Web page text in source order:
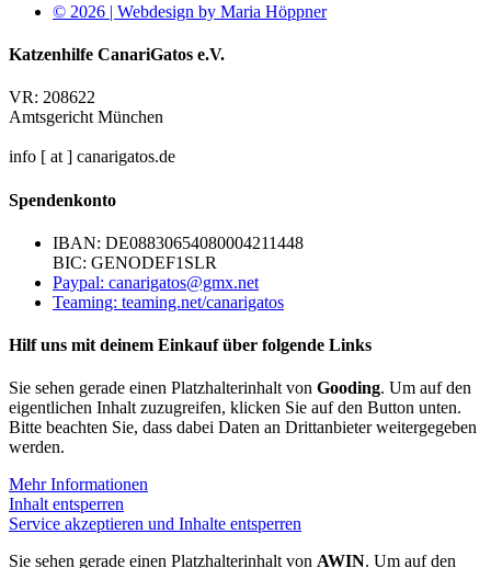
© 2026 | Webdesign by Maria Höppner
Katzenhilfe CanariGatos e.V.
VR: 208622
Amtsgericht München
info [ at ] canarigatos.de
Spendenkonto
IBAN: DE08830654080004211448
BIC: GENODEF1SLR
Paypal: canarigatos@gmx.net
Teaming: teaming.net/canarigatos
Hilf uns mit deinem Einkauf über folgende Links
Sie sehen gerade einen Platzhalterinhalt von Gooding. Um auf den
eigentlichen Inhalt zuzugreifen, klicken Sie auf den Button unten.
Bitte beachten Sie, dass dabei Daten an Drittanbieter weitergegeben
werden.
Mehr Informationen
Inhalt entsperren
Service akzeptieren und Inhalte entsperren
Sie sehen gerade einen Platzhalterinhalt von AWIN. Um auf den